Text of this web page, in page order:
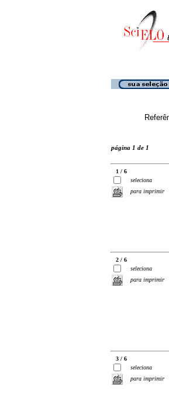
página 1 de 1
1 / 6
seleciona
para imprimir
2 / 6
seleciona
para imprimir
3 / 6
seleciona
para imprimir